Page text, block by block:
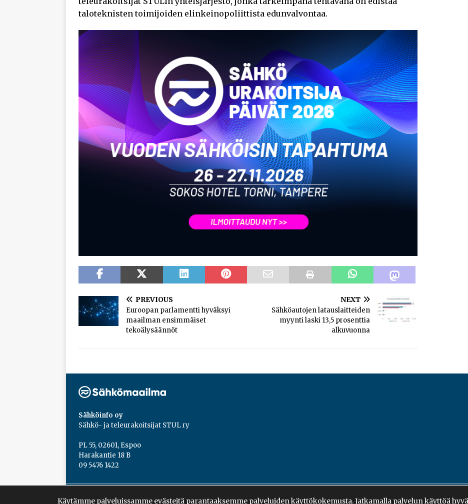
taloteknisten toimijoiden elinkeinopoliittista edunvalvontaa.
PREVIOUS
Euroopan parlamentti hyväksyi
maailman ensimmäiset
tekoälysäännöt
NEXT
Sähköautojen latauslaitteiden
myynti laski 13,5 prosenttia
alkuvuonna
Sähköinfo oy
Sähkö- ja teleurakoitsijat STUL ry
PL 55, 02601, Espoo
Harakantie 18 B
09 5476 1422
Käytämme palveluissamme evästeitä parantaaksemme palveluiden käyttökokemusta. Jatkamalla palvelun käyttöä